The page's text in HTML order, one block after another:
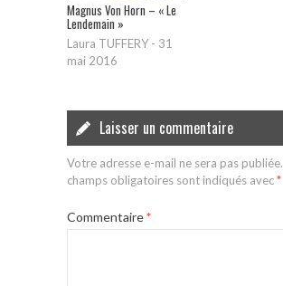
Magnus Von Horn – « Le
Lendemain »
Laura TUFFERY - 31
mai 2016
Laisser un commentaire
Votre adresse e-mail ne sera pas publiée.
champs obligatoires sont indiqués avec*
Commentaire*